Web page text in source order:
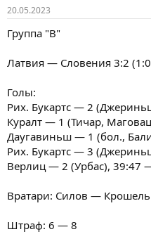
20.05.2023
Группа "В"
Латвия — Словения 3:2
Голы:
Рих. Букартс — 2
Куралт — 1 (Тичар,
Даугавиньш — 1 (бол.,
Рих. Букартс — 3
Верлиц — 2 (Урбас), 39:47
Вратари: Силов —
Штраф: 6 — 8